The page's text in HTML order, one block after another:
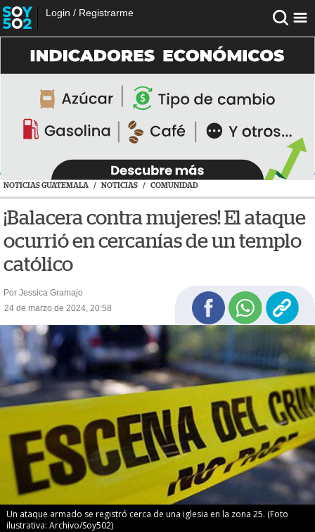
Login / Registrarme
NOTICIAS GUATEMALA / NOTICIAS / COMUNIDAD
¡Balacera contra mujeres! El ataque
ocurrió en cercanías de un templo
católico
Por Jessica Gramajo
24 de marzo de 2024, 20:58
Un ataque armado se registró cerca de una iglesia en la zona 25. (Foto
ilustrativa: Archivo/Soy502)